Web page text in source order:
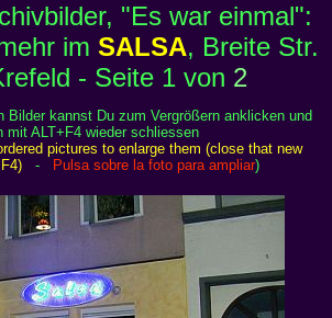
"Es war einmal":
im SALSA, Breite Str.
- Seite 1 von 2
Bilder kannst Du zum Vergrößern anklicken und
mit ALT+F4 wieder schliessen
pictures to enlarge them (close that new
- Pulsa sobre la foto para ampliar)